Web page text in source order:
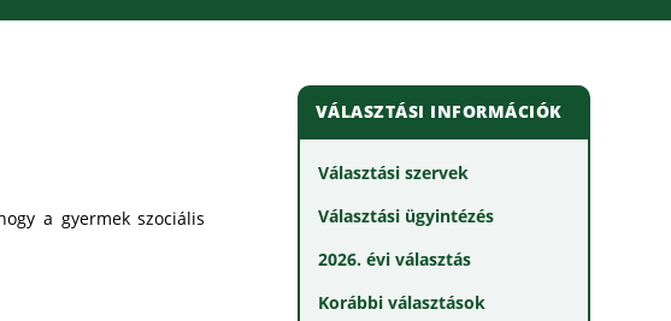
a gyermek szociális
VÁLASZTÁSI INFORMÁCIÓK
Választási szervek
Választási ügyintézés
2026. évi választás
Korábbi választások